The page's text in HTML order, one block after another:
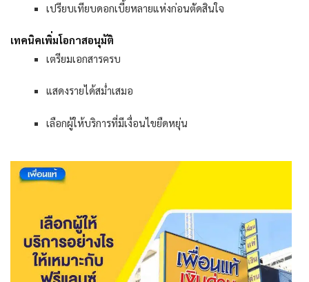
เปรียบเทียบดอกเบี้ยหลายแห่งก่อนตัดสินใจ
เทคนิคเพิ่มโอกาสอนุมัติ
เตรียมเอกสารครบ
แสดงรายได้สม่ำเสมอ
เลือกผู้ให้บริการที่มีเงื่อนไขยืดหยุ่น